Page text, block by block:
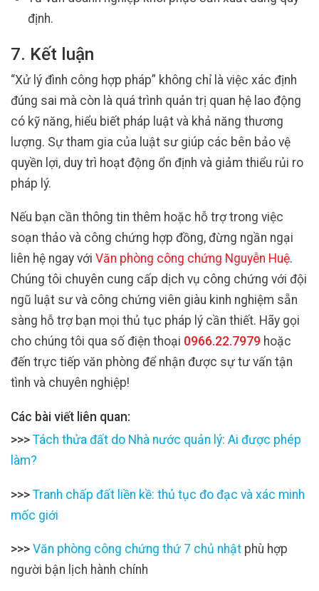
định.
7. Kết luận
“Xử lý đình công hợp pháp” không chỉ là việc xác định
đúng sai mà còn là quá trình quản trị quan hệ lao động
có kỹ năng, hiểu biết pháp luật và khả năng thương
lượng. Sự tham gia của luật sư giúp các bên bảo vệ
quyền lợi, duy trì hoạt động ổn định và giảm thiểu rủi ro
pháp lý.
Nếu bạn cần thông tin thêm hoặc hỗ trợ trong việc
soạn thảo và công chứng hợp đồng, đừng ngần ngại
liên hệ ngay với Văn phòng công chứng Nguyễn Huệ.
Chúng tôi chuyên cung cấp dịch vụ công chứng với đội
ngũ luật sư và công chứng viên giàu kinh nghiệm sẵn
sàng hỗ trợ bạn mọi thủ tục pháp lý cần thiết. Hãy gọi
cho chúng tôi qua số điện thoại 0966.22.7979 hoặc
đến trực tiếp văn phòng để nhận được sự tư vấn tận
tình và chuyên nghiệp!
Các bài viết liên quan:
>>> Tách thửa đất do Nhà nước quản lý: Ai được phép
làm?
>>> Tranh chấp đất liền kề: thủ tục đo đạc và xác minh
mốc giới
>>> Văn phòng công chứng thứ 7 chủ nhật phù hợp
người bận lịch hành chính